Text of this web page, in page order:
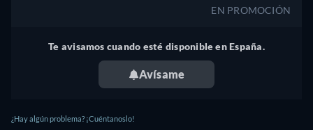
EN PROMOCIÓN
Te avisamos cuando esté disponible en España.
Avísame
¿Hay algún problema? ¡Cuéntanoslo!